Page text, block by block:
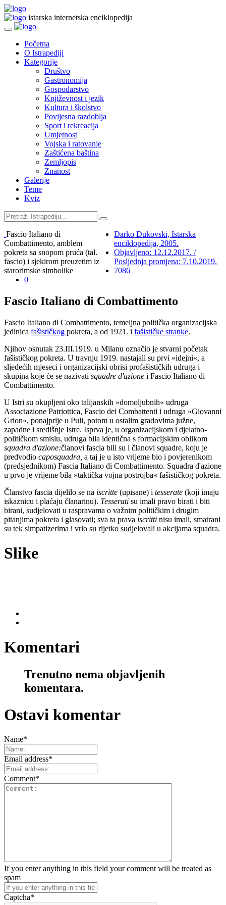
istarska internetska enciklopedija
Početna
O Istrapediji
Kategorije
Društvo
Gastronomija
Gospodarstvo
Književnost i jezik
Kultura i školstvo
Povijesna razdoblja
Sport i rekreacija
Umjetnost
Vojska i ratovanje
Zaštićena baština
Zemljopis
Znanost
Galerije
Teme
Kviz
Fascio Italiano di
Combattimento, amblem
pokreta sa snopom pruća (tal.
fascio) i sjekirom preuzetim iz
starorimske simbolike
Darko Dukovski, Istarska
enciklopedija, 2005.
Objavljeno: 12.12.2017. /
Posljednja promjena: 7.10.2019.
7086
0
Fascio Italiano di Combattimento
Fascio Italiano di Combattimento, temeljna politička organizacijska
jedinica fašističkog pokreta, a od 1921. i fašističke stranke.
Njihov osnutak 23.III.1919. u Milanu označio je stvarni početak
fašističkog pokreta. U travnju 1919. nastajali su prvi »idejni«, a
sljedećih mjeseci i organizacijski obrisi profašističkih udruga i
skupina koje će se nazivati squadre d'azione i Fascio Italiano di
Combattimento.
U Istri su okupljeni oko talijanskih »domoljubnih« udruga
Associazione Patriottica, Fascio dei Combattenti i udruga »Giovanni
Grion«, ponajprije u Puli, potom u ostalim gradovima južne,
zapadne i središnje Istre. Isprva je, u organizacijskom i djelatno-
političkom smislu, udruga bila identična s formacijskim oblikom
squadra d'azione:članovi fascia bili su i članovi squadre, koju je
predvodio caposquadra, a taj je u isto vrijeme bio i povjerenikom
(predsjednikom) Fascia Italiano di Combattimento. Squadra d'azione
u prvo je vrijeme bila »taktička vojna postrojba« fašističkog pokreta.
Članstvo fascia dijelilo se na iscritte (upisane) i tesserate (koji imaju
iskaznicu i plaćaju članarinu). Tesserati su imali pravo birati i biti
birani, sudjelovati u raspravama o važnim političkim i drugim
pitanjima pokreta i glasovati; sva ta prava iscritti nisu imali, smatrani
su tek simpatizerima i vrlo su rijetko sudjelovali u akcijama squadra.
Slike
Komentari
Trenutno nema objavljenih
komentara.
Ostavi komentar
Name*
Email address*
Comment*
If you enter anything in this field your comment will be treated as
spam
Captcha*